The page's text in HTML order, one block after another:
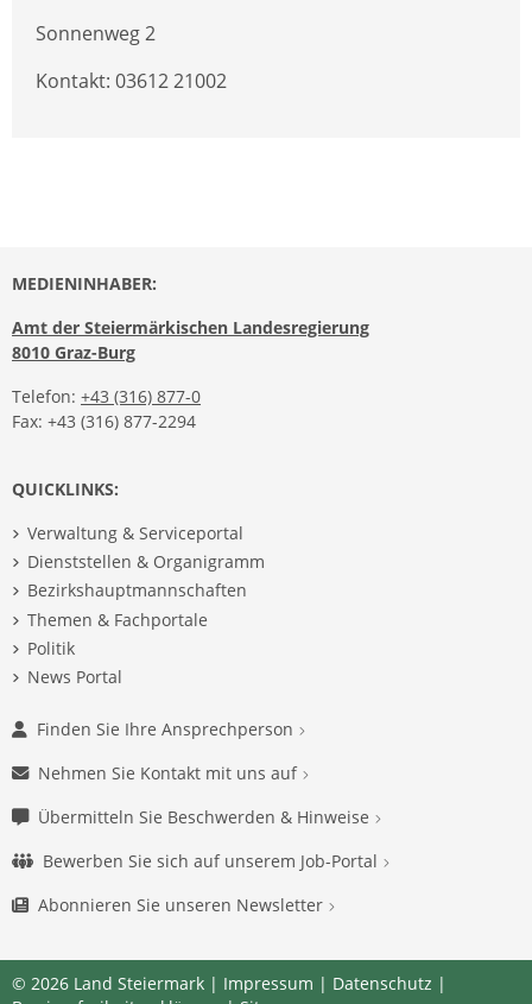
Sonnenweg 2
Kontakt: 03612 21002
MEDIENINHABER:
Amt der Steiermärkischen Landesregierung
8010 Graz-Burg
Telefon: +43 (316) 877-0
Fax: +43 (316) 877-2294
QUICKLINKS:
Verwaltung & Serviceportal
Dienststellen & Organigramm
Bezirkshauptmannschaften
Themen & Fachportale
Politik
News Portal
Finden Sie Ihre Ansprechperson
Nehmen Sie Kontakt mit uns auf
Übermitteln Sie Beschwerden & Hinweise
Bewerben Sie sich auf unserem Job-Portal
Abonnieren Sie unseren Newsletter
© 2026 Land Steiermark | Impressum | Datenschutz |